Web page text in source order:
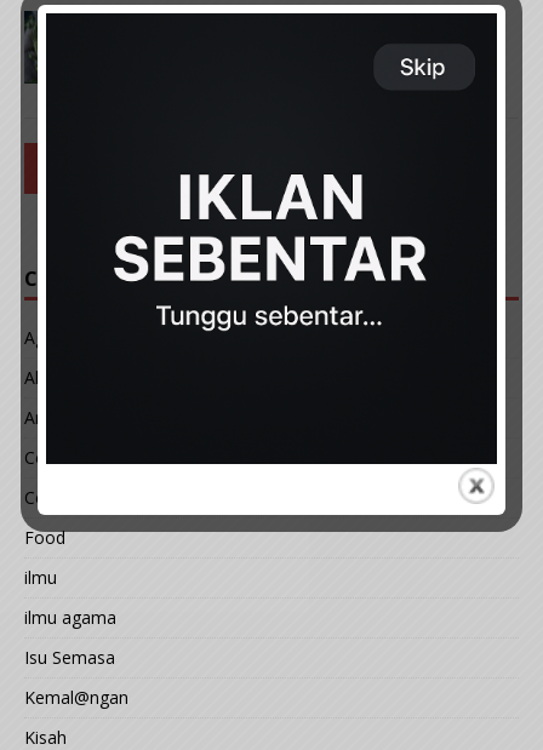
Khasiat Pokok Tasbih Yang Tidak
CATEGORIES
Agama
Akhir Zaman
Art & Design
Celeb
Cerita
Food
ilmu
ilmu agama
Isu Semasa
Kemal@ngan
Kisah